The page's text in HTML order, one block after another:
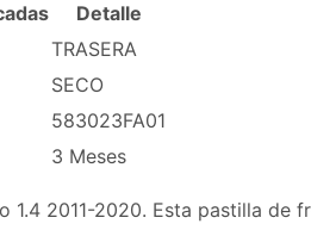
Detalle
TRASERA
SECO
583023FA01
3 Meses
1.4 2011-2020. Esta pastilla de